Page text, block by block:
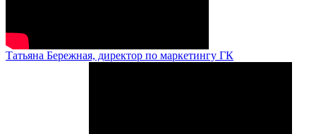
Татьяна Бережная, директор по маркетингу ГК